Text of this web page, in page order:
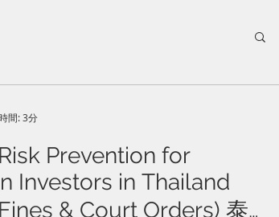
Prevention for
Investors in Thailand
& Court Orders) 泰
間: 3分